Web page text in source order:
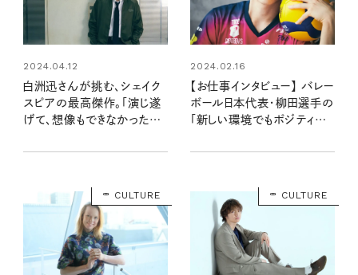
2024.04.12
白洲迅さんが挑む、シェイク
スピアの最高傑作。「演じ遂
げて、想像もできなかった世
2024.02.16
【お仕事インタビュー】 バレー
ボール日本代表・柳田選手の
「新しい環境でもポジティブ
CULTURE CULTURE